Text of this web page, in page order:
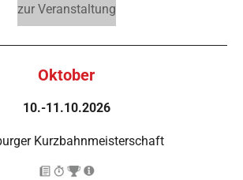
zur Veranstaltung
Oktober
10.-11.10.2026
Kurzbahnmeisterschaft